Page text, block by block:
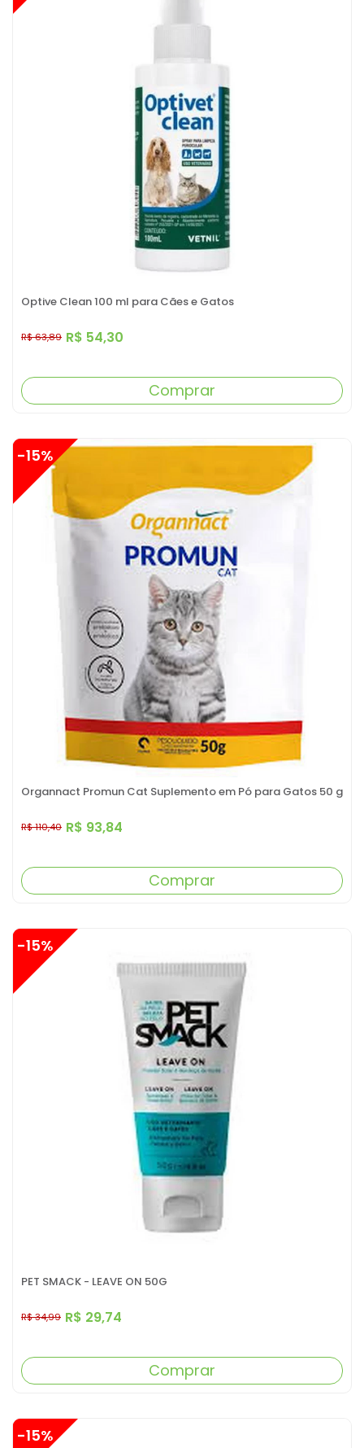
Optive Clean 100 ml para Cães e Gatos
R$ 54,30
R$ 63,89
Comprar
Organnact Promun Cat Suplemento em Pó para Gatos 50 g
R$ 93,84
R$ 110,40
-15%
Comprar
PET SMACK - LEAVE ON 50G
R$ 29,74
R$ 34,99
-15%
Comprar
-15%